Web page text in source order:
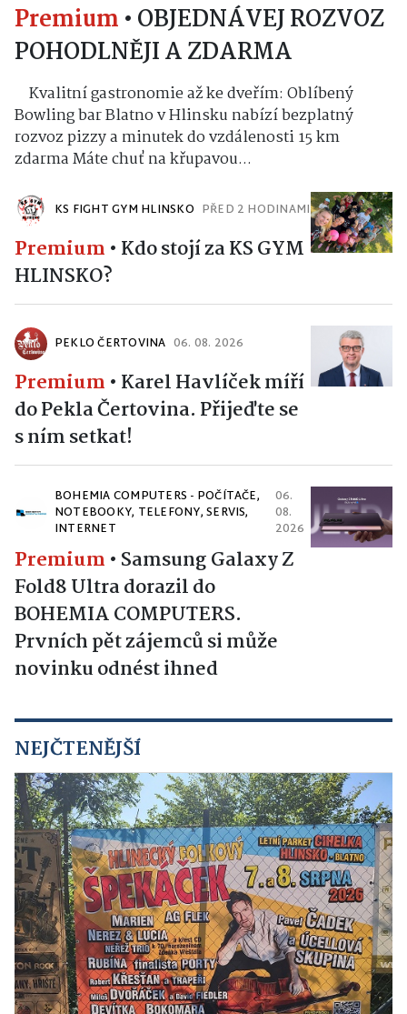
Premium • OBJEDNÁVEJ ROZVOZ
POHODLNĚJI A ZDARMA
Kvalitní gastronomie až ke dveřím: Oblíbený
Bowling bar Blatno v Hlinsku nabízí bezplatný
rozvoz pizzy a minutek do vzdálenosti 15 km
zdarma Máte chuť na křupavou...
KS FIGHT GYM HLINSKO PŘED 2 HODINAMI
Premium • Kdo stojí za KS GYM
HLINSKO?
PEKLO ČERTOVINA 06. 08. 2026
Premium • Karel Havlíček míří
do Pekla Čertovina. Přijeďte se
s ním setkat!
BOHEMIA COMPUTERS - POČÍTAČE,
NOTEBOOKY, TELEFONY, SERVIS,
INTERNET
06.
08.
2026
Premium • Samsung Galaxy Z
Fold8 Ultra dorazil do
BOHEMIA COMPUTERS.
Prvních pět zájemců si může
novinku odnést ihned
NEJČTENĚJŠÍ